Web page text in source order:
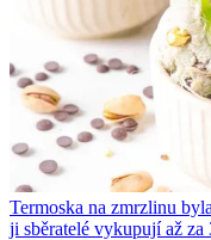
Termoska na zmrzlinu
ji sběratelé vykupují až za